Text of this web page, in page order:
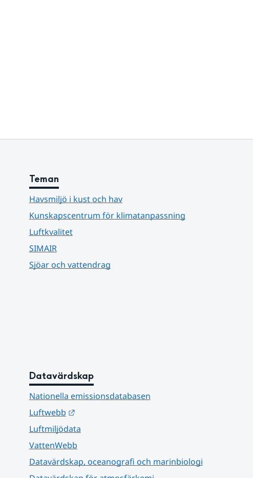
Teman
Havsmiljö i kust och hav
Kunskapscentrum för klimatanpassning
Luftkvalitet
SIMAIR
Sjöar och vattendrag
Datavärdskap
Nationella emissionsdatabasen
Luftwebb
Länk till annan webbplats.
Luftmiljödata
VattenWebb
Datavärdskap, oceanografi och marinbiologi